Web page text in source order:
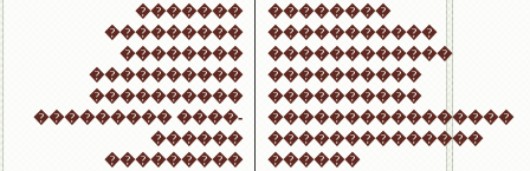
�������
���������
��������
����������
����������
��������� ����-
������
���������
��������
�����������
������������
����������
����������
����������������
��������������
������